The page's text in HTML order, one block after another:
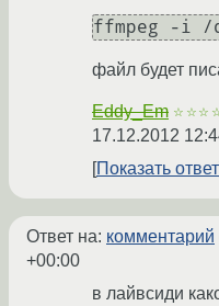
файл будет
Eddy_Em
17.12.2012
Показать ответ
Ответ на: комментарий
+00:00
в лайвсиди